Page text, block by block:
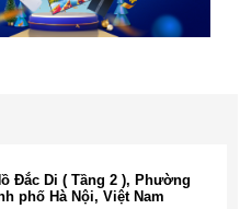
Đắc Di ( Tầng 2 ), Phường
phố Hà Nội, Việt Nam